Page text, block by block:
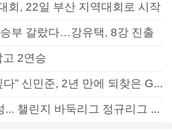
회, 22일 부산 지역대회로 시작
부 갈랐다…강유택, 8강 진출
고 2연승
“정말 기쁘고 뜻깊다” 신민준, 2년 만에 되찾은 GS칼텍스배 정상
준PO 대진표 완성... 챌린지 바둑리그 정규리그 종료